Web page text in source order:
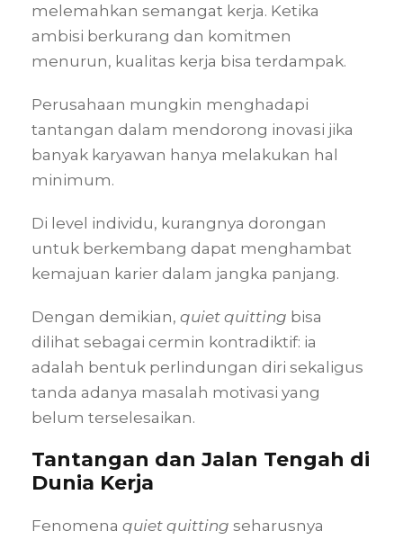
melemahkan semangat kerja. Ketika
ambisi berkurang dan komitmen
menurun, kualitas kerja bisa terdampak.
Perusahaan mungkin menghadapi
tantangan dalam mendorong inovasi jika
banyak karyawan hanya melakukan hal
minimum.
Di level individu, kurangnya dorongan
untuk berkembang dapat menghambat
kemajuan karier dalam jangka panjang.
Dengan demikian, quiet quitting bisa
dilihat sebagai cermin kontradiktif: ia
adalah bentuk perlindungan diri sekaligus
tanda adanya masalah motivasi yang
belum terselesaikan.
Tantangan dan Jalan Tengah di
Dunia Kerja
Fenomena quiet quitting seharusnya